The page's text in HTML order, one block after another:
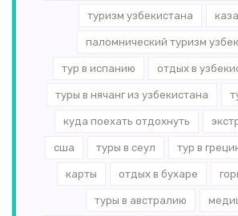
туризм узбекистана
паломнический туризм
тур в испанию отдых в
туры в нячанг из узбекистана
куда поехать отдохнуть
сша туры в сеул тур в
карты отдых в бухаре
туры в австралию